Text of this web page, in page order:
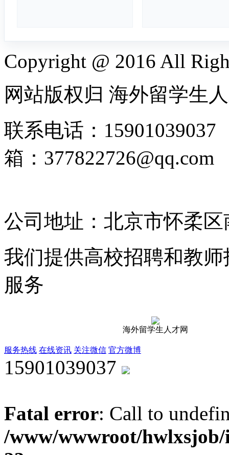
Copyright @ 2016 All
网站版权归 海外留学生
联系电话：
箱：
公司地址：北京市怀柔
我们提供高校招聘和教
服务
海外留学生人才网
服务热线 在线资讯 关注微信 官方微博
15901039037
Fatal error: Call to
/www/wwwroot/